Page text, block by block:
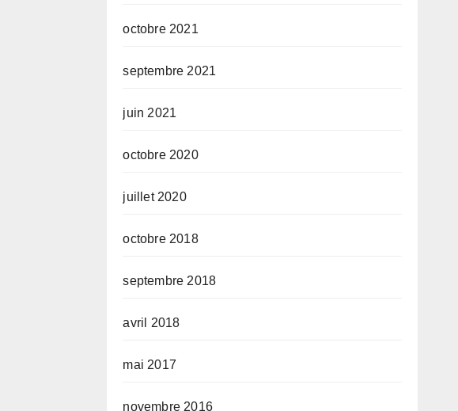
octobre 2021
septembre 2021
juin 2021
octobre 2020
juillet 2020
octobre 2018
septembre 2018
avril 2018
mai 2017
novembre 2016